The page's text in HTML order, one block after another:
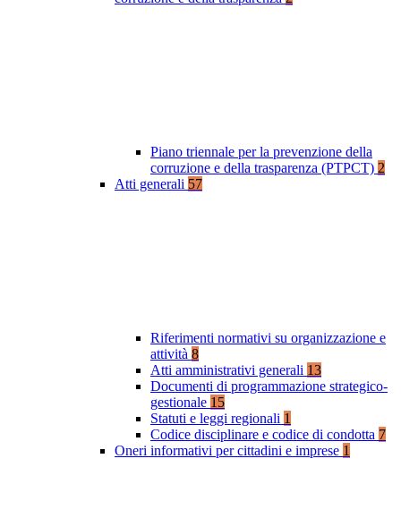
Piano triennale per la prevenzione della
corruzione e della trasparenza (PTPCT) 2
Atti generali 57
Riferimenti normativi su organizzazione e
attività 8
Atti amministrativi generali 13
Documenti di programmazione strategico-
gestionale 15
Statuti e leggi regionali 1
Codice disciplinare e codice di condotta 7
Oneri informativi per cittadini e imprese 1